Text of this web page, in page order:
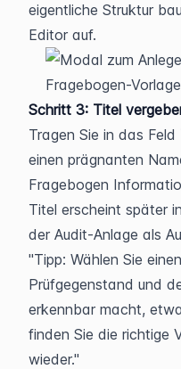
eigentliche Struktur
Editor auf.
Schritt 3: Titel
Tragen Sie in das Feld
einen prägnanten
Fragebogen
Titel erscheint später
der Audit-Anlage als
Tipp: Wählen Sie
Prüfgegenstand und
erkennbar macht,
finden Sie die richtige
wieder.